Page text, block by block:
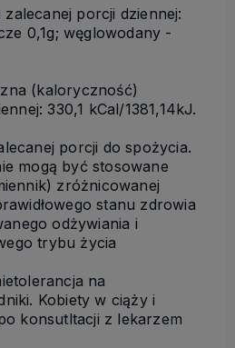
porcji dziennej:
0,1g; węglowodany -
(kaloryczność)
330,1 kCal/1381,14kJ.
porcji do spożycia.
mogą być stosowane
zróżnicowanej
stanu zdrowia
odżywiania i
trybu życia
na
Kobiety w ciąży i
konsutltacji z lekarzem